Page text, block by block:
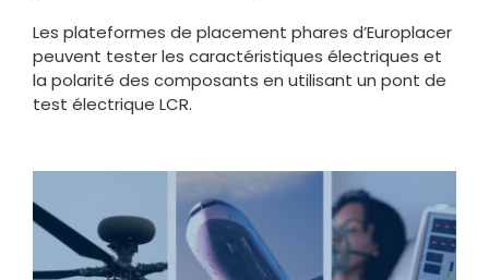
Les plateformes de placement phares d’Europlacer
peuvent tester les caractéristiques électriques et
la polarité des composants en utilisant un pont de
test électrique LCR.